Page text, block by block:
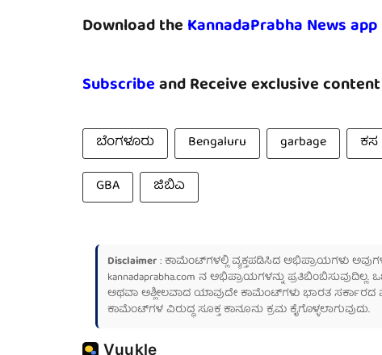
Download the KannadaPrabha News app
Subscribeand Receive exclusive
ಬೆಂಗಳೂರು Bengaluru garbage ಕಸ
GBA
ಜಿಬಿಎ
Disclaimer: ಕಾಮೆಂಟ್‌ಗಳಲ್ಲಿ ವ್ಯಕ್ತಪಡಿಸಿದ ಅಭಿಪ್ರಾಯಗಳು
kannadaprabha.com ನ ಅಭಿಪ್ರಾಯಗಳನ್ನು
ಅಥವಾ ಅಶ್ಲೀಲವಾದ ಯಾವುದೇ ಕಾಮೆಂಟ್‌ಗಳು ಭಾರತ ಸರ್ಕಾರದ
ಕಾಮೆಂಟ್‌ಗಳ ವಿರುದ್ಧ ಸೂಕ್ತ ಕಾನೂನು ಕ್ರಮ ಕೈಗೊಳ್ಳಲಾಗುವುದು.